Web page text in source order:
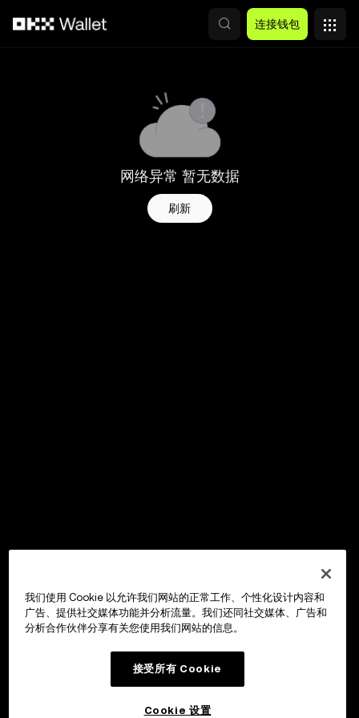
连接钱包
网络异常 暂无数据
刷新
我们使用 Cookie 以允许我们网站的正常工作、个性化设计内容和
广告、提供社交媒体功能并分析流量。我们还同社交媒体、广告和
分析合作伙伴分享有关您使用我们网站的信息。
接受所有 Cookie
Cookie 设置